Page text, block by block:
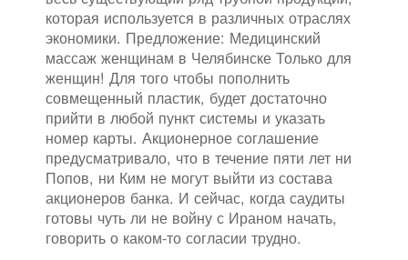
которая используется в различных отраслях
экономики. Предложение: Медицинский
массаж женщинам в Челябинске Только для
женщин! Для того чтобы пополнить
совмещенный пластик, будет достаточно
прийти в любой пункт системы и указать
номер карты. Акционерное соглашение
предусматривало, что в течение пяти лет ни
Попов, ни Ким не могут выйти из состава
акционеров банка. И сейчас, когда саудиты
готовы чуть ли не войну с Ираном начать,
говорить о каком-то согласии трудно.